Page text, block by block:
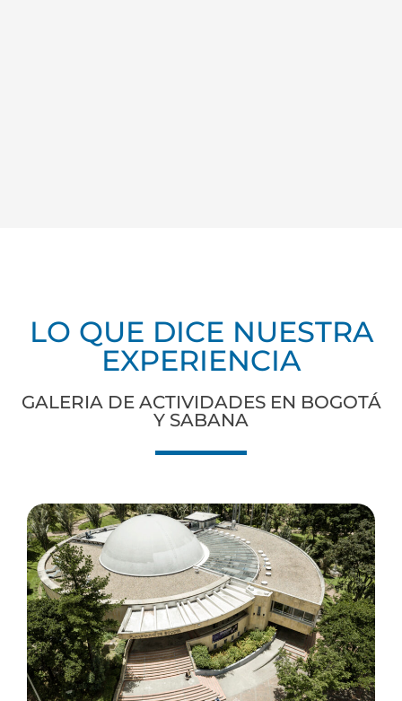
LO QUE DICE NUESTRA
EXPERIENCIA
GALERIA DE ACTIVIDADES EN BOGOTÁ
Y SABANA